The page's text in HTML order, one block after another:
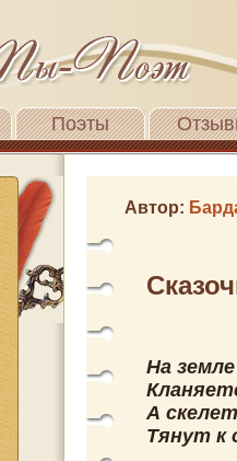
Поэты
Автор:
На
А
Тянут к